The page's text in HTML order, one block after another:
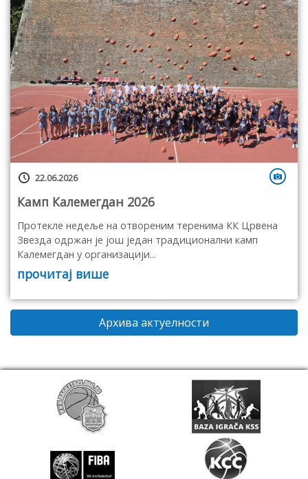
22.06.2026
Камп Калемегдан 2026
Протекле недеље на отвореним теренима КК Црвена
Звезда одржан је још један традиционални камп
Калемегдан у организацији...
прочитај више
Архива актуелности